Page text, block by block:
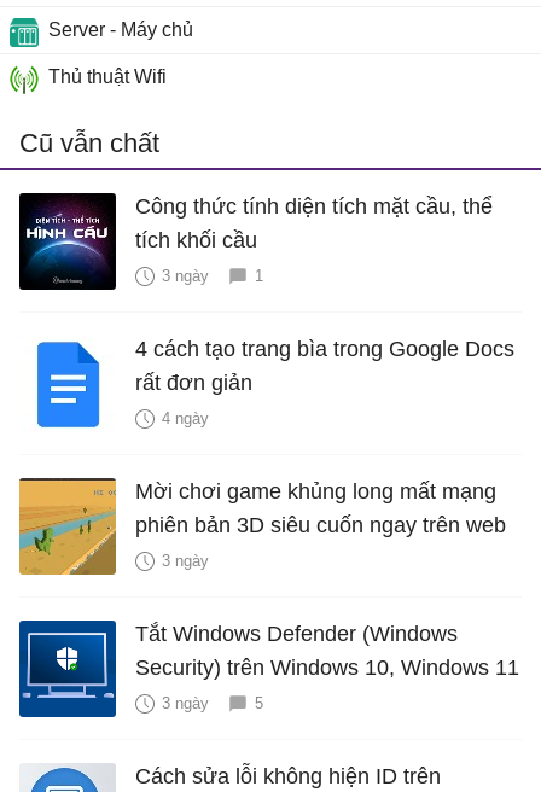
Server - Máy chủ
Thủ thuật Wifi
Cũ vẫn chất
Công thức tính diện tích mặt cầu, thể
tích khối cầu
3 ngày 1
4 cách tạo trang bìa trong Google Docs
rất đơn giản
4 ngày
Mời chơi game khủng long mất mạng
phiên bản 3D siêu cuốn ngay trên web
3 ngày
Tắt Windows Defender (Windows
Security) trên Windows 10, Windows 11
3 ngày 5
Cách sửa lỗi không hiện ID trên